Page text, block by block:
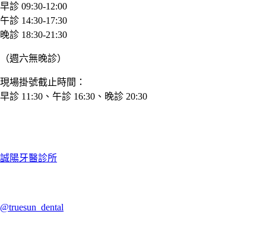
早診 09:30-12:00
午診 14:30-17:30
晚診 18:30-21:30
（週六無晚診）
現場掛號截止時間：
早診 11:30、午診 16:30、晚診 20:30
誠陽牙醫診所
@truesun_dental